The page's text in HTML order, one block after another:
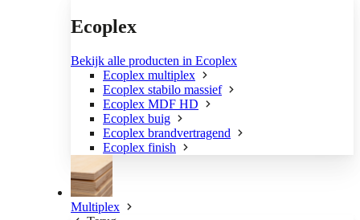
Ecoplex
Bekijk alle producten in Ecoplex
Ecoplex multiplex
Ecoplex stabilo massief
Ecoplex MDF HD
Ecoplex buig
Ecoplex brandvertragend
Ecoplex finish
Multiplex